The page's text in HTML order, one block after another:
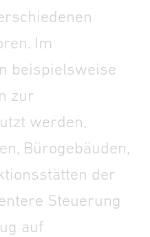
Im
beispielsweise
zur
werden,
Bürogebäuden,
der
Steuerung
auf